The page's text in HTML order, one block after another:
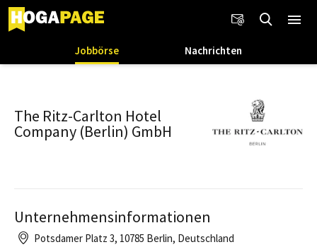
Jobbörse Nachrichten
The Ritz-Carlton Hotel
Company (Berlin) GmbH
Unternehmensinformationen
Potsdamer Platz 3, 10785 Berlin, Deutschland